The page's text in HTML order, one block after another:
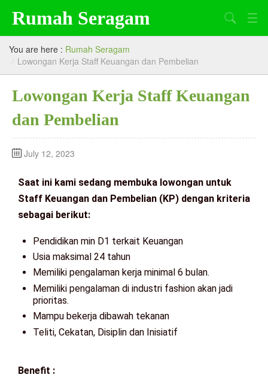
Rumah Seragam
Beranda
Tentang Kami
Produk
Artikel
Lowongan Kerja
You are here : Rumah Seragam
/ Lowongan Kerja Staff Keuangan dan Pembelian
Lowongan Kerja Staff Keuangan
dan Pembelian
July 12, 2023
Saat ini kami sedang membuka lowongan untuk
Staff Keuangan dan Pembelian (KP) dengan kriteria
sebagai berikut:
Pendidikan min D1 terkait Keuangan
Usia maksimal 24 tahun
Memiliki pengalaman kerja minimal 6 bulan.
Memiliki pengalaman di industri fashion akan jadi
prioritas.
Mampu bekerja dibawah tekanan
Teliti, Cekatan, Disiplin dan Inisiatif
Benefit :